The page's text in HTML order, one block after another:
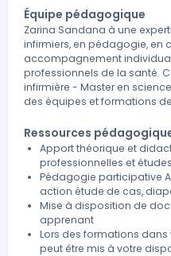
Équipe pédagogique
Zarina Sandana à une
infirmiers, en pédagogie, en
accompagnement
professionnels de la santé.
infirmière - Master en
des équipes et formations
Ressources
Apport théorique et
professionnelles et
Pédagogie participative
action étude de cas,
Mise à disposition de
apprenant
Lors des formations
peut être mis à votre